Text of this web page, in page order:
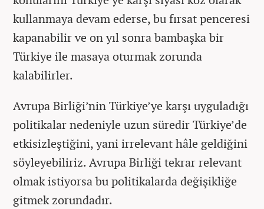
kullanmaya devam ederse, bu fırsat penceresi
kapanabilir ve on yıl sonra bambaşka bir
Türkiye ile masaya oturmak zorunda
kalabilirler.
Avrupa Birliği’nin Türkiye’ye karşı uyguladığı
politikalar nedeniyle uzun süredir Türkiye’de
etkisizleştiğini, yani irrelevant hâle geldiğini
söyleyebiliriz. Avrupa Birliği tekrar relevant
olmak istiyorsa bu politikalarda değişikliğe
gitmek zorundadır.